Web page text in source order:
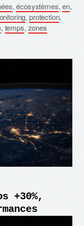
,écosystèmes,en,
, protection,
, temps, zones
+30%,